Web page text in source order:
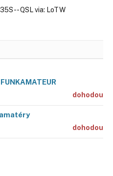
-- QSL via: LoTW
dohodou
dohodou